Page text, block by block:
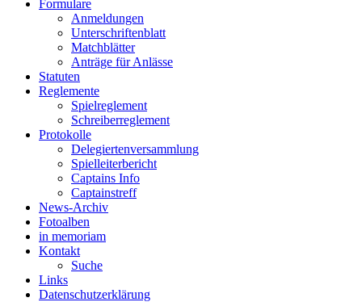
Formulare
Anmeldungen
Unterschriftenblatt
Matchblätter
Anträge für Anlässe
Statuten
Reglemente
Spielreglement
Schreiberreglement
Protokolle
Delegiertenversammlung
Spielleiterbericht
Captains Info
Captainstreff
News-Archiv
Fotoalben
in memoriam
Kontakt
Suche
Links
Datenschutzerklärung